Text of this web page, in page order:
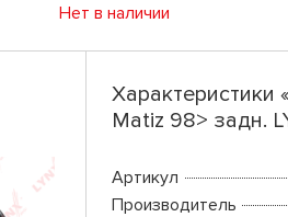
Нет в наличии
Характеристики
Matiz 98> задн.
Артикул
Производитель